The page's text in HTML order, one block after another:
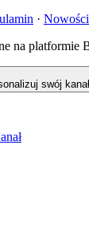
· Nowości
na platformie
swój kanał